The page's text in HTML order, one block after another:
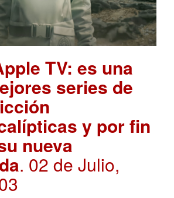
TV: es una
series de
y por fin
nueva
. 02 de Julio,